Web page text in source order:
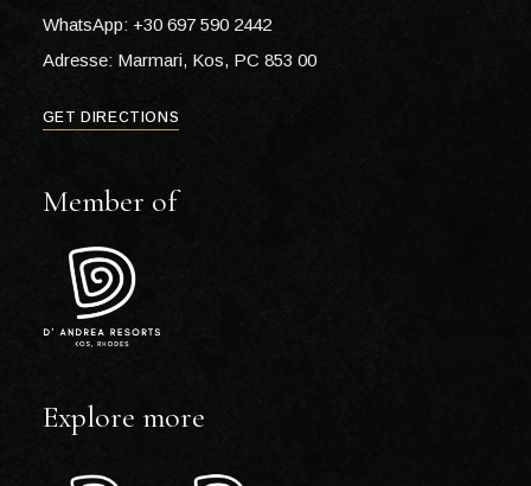
WhatsApp: +30 697 590 2442
Adresse: Marmari, Kos, PC 853 00
GET DIRECTIONS
Member of
Explore more